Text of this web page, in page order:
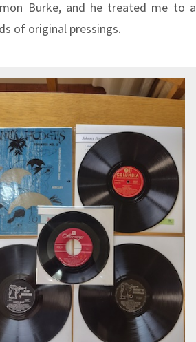
Burke, and he treated me to a
of original pressings.